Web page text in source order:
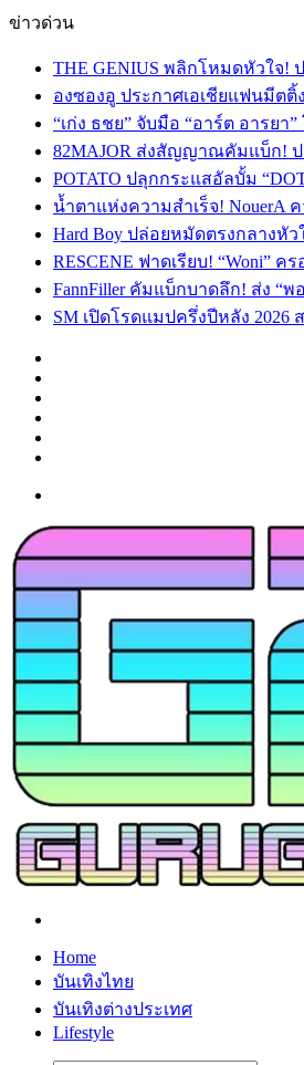
ข่าวด่วน
THE GENIUS พลิกโหมดหัวใจ!
องซองอู ประกาศเอเชียแฟนมีตติ้
“เก่ง ธชย” จับมือ “อาร์ต อารยา”
82MAJOR ส่งสัญญาณคัมแบ็ก! ป
POTATO ปลุกกระแสอัลบั้ม
น้ำตาแห่งความสำเร็จ! NouerA
Hard Boy ปล่อยหมัดตรงกลางหั
RESCENE ฟาดเรียบ! “Woni”
FannFiller คัมแบ็กบาดลึก! ส่ง
SM เปิดโรดแมปครึ่งปีหลัง 2026
Home
บันเทิงไทย
บันเทิงต่างประเทศ
Lifestyle